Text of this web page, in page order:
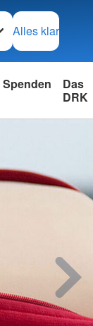
Alles klar
Spenden
Das
DRK